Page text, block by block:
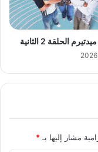
الحلقة 2 الثانية
مشار إليها بـ*